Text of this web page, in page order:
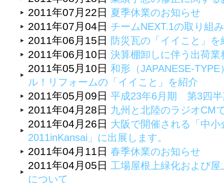
2011年07月22日 夏季休業のお知らせ
2011年07月04日 チームNEXT.1の取り組
2011年06月15日 防災瓦の「イイこと」を
2011年06月10日 決算棚卸しに伴う出荷
2011年05月10日 和形（JAPANESE-
ル！リフォームの「イイこと」を紹介
2011年05月09日 平成23年6月期 第3四半
2011年04月28日 九州と北陸のラジオCM
2011年04月26日 大阪で開催される「中小
2011inKansai」に出展します。
2011年04月11日 春季休業のお知らせ
2011年04月05日 工場屋根上緑化および
について